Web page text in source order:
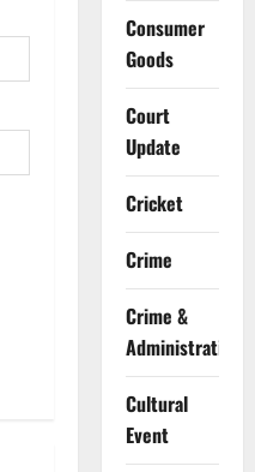
Consumer
Goods
Court
Update
Cricket
Crime
Crime &
Administration
Cultural
Event